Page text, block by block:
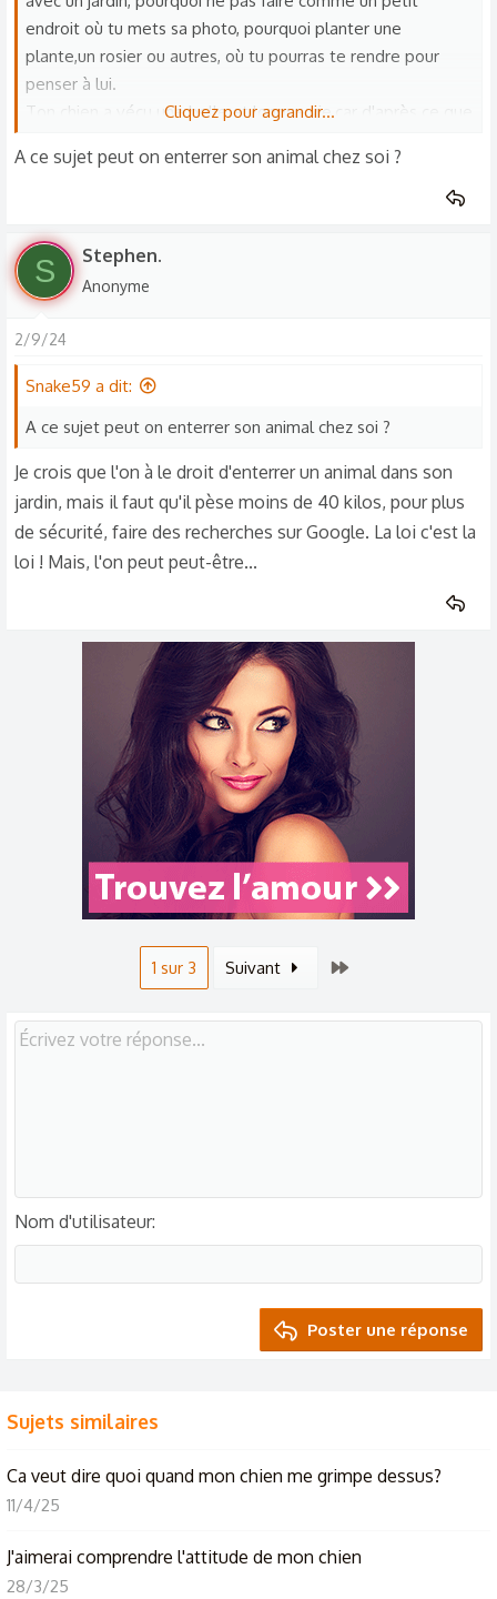
s
endroit où tu mets sa photo, pourquoi planter une
plante,un rosier ou autres, où tu pourras te rendre pour
penser à lui.
Ton chien a vécu une belle et longue vie,car d'après ce que
heureux avec toi.
Ne garde que les bons souvenirs que tu as passé avec lu
Cliquez pour agrandir...
A ce sujet peut on enterrer son animal chez soi ?
S Stephen.
Anonyme
2/9/24
Snake59 a dit:
A ce sujet peut on enterrer son animal chez soi ?
Je crois que l'on à le droit d'enterrer un animal dans son
jardin, mais il faut qu'il pèse moins de 40 kilos, pour plus
de sécurité, faire des recherches sur Google. La loi c'est la
loi ! Mais, l'on peut peut-être...
1 sur 3 Suivant
Nom d'utilisateur
Poster une réponse
Sujets similaires
Ca veut dire quoi quand mon chien me grimpe dessus?
11/4/25
J'aimerai comprendre l'attitude de mon chien
28/3/25